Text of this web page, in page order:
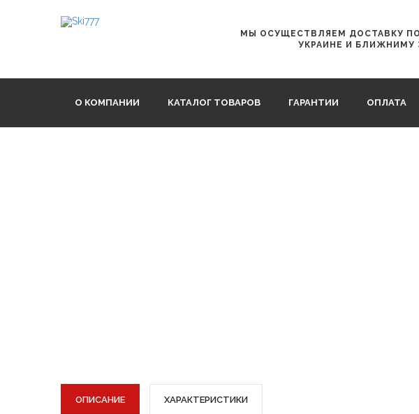
МЫ ОСУЩЕСТВЛЯЕМ ДОСТАВКУ
УКРАИНЕ И БЛИЖНИМУ
О КОМПАНИИ КАТАЛОГ ТОВАРОВ ГАРАНТИИ ОПЛАТА
ОПИСАНИЕ ХАРАКТЕРИСТИКИ